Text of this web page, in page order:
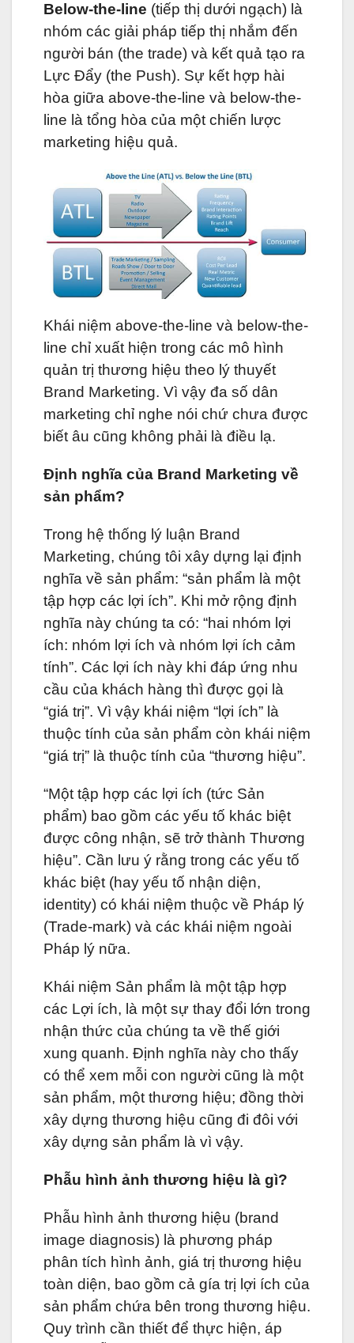
Below-the-line (tiếp thị dưới ngạch) là
nhóm các giải pháp tiếp thị nhắm đến
người bán (the trade) và kết quả tạo ra
Lực Đẩy (the Push). Sự kết hợp hài
hòa giữa above-the-line và below-the-
line là tổng hòa của một chiến lược
marketing hiệu quả.
Khái niệm above-the-line và below-the-
line chỉ xuất hiện trong các mô hình
quản trị thương hiệu theo lý thuyết
Brand Marketing. Vì vậy đa số dân
marketing chỉ nghe nói chứ chưa được
biết âu cũng không phải là điều lạ.
Định nghĩa của Brand Marketing về
sản phẩm?
Trong hệ thống lý luận Brand
Marketing, chúng tôi xây dựng lại định
nghĩa về sản phẩm: “sản phẩm là một
tập hợp các lợi ích”. Khi mở rộng định
nghĩa này chúng ta có: “hai nhóm lợi
ích: nhóm lợi ích và nhóm lợi ích cảm
tính”. Các lợi ích này khi đáp ứng nhu
cầu của khách hàng thì được gọi là
“giá trị”. Vì vậy khái niệm “lợi ích” là
thuộc tính của sản phẩm còn khái niệm
“giá trị” là thuộc tính của “thương hiệu”.
“Một tập hợp các lợi ích (tức Sản
phẩm) bao gồm các yếu tố khác biệt
được công nhận, sẽ trở thành Thương
hiệu”. Cần lưu ý rằng trong các yếu tố
khác biệt (hay yếu tố nhận diện,
identity) có khái niệm thuộc về Pháp lý
(Trade-mark) và các khái niệm ngoài
Pháp lý nữa.
Khái niệm Sản phẩm là một tập hợp
các Lợi ích, là một sự thay đổi lớn trong
nhận thức của chúng ta về thế giới
xung quanh. Định nghĩa này cho thấy
có thể xem mỗi con người cũng là một
sản phẩm, một thương hiệu; đồng thời
xây dựng thương hiệu cũng đi đôi với
xây dựng sản phẩm là vì vậy.
Phẫu hình ảnh thương hiệu là gì?
Phẫu hình ảnh thương hiệu (brand
image diagnosis) là phương pháp
phân tích hình ảnh, giá trị thương hiệu
toàn diện, bao gồm cả gía trị lợi ích của
sản phẩm chứa bên trong thương hiệu.
Quy trình cần thiết để thực hiện, áp